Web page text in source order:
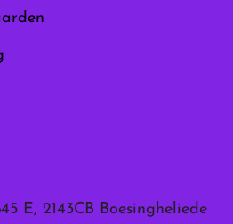
E, 2143CB Boesingheliede